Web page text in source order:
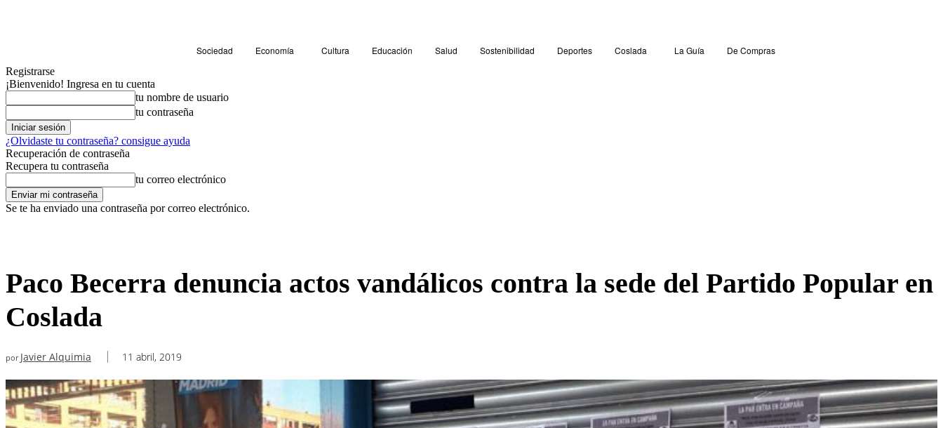
Sociedad Economía Cultura Educación Salud Sostenibilidad Deportes Coslada La Guía
De Compras
Registrarse
¡Bienvenido! Ingresa en tu cuenta
tu nombre de usuario
tu contraseña
¿Olvidaste tu contraseña? consigue ayuda
Recuperación de contraseña
Recupera tu contraseña
tu correo electrónico
Se te ha enviado una contraseña por correo electrónico.
Paco Becerra denuncia actos vandálicos contra la sede del Partido Popular en
Coslada
por Javier Alquimia 11 abril, 2019